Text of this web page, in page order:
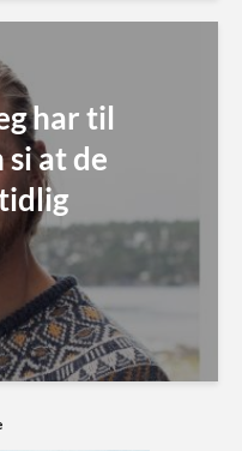
har til
si at de